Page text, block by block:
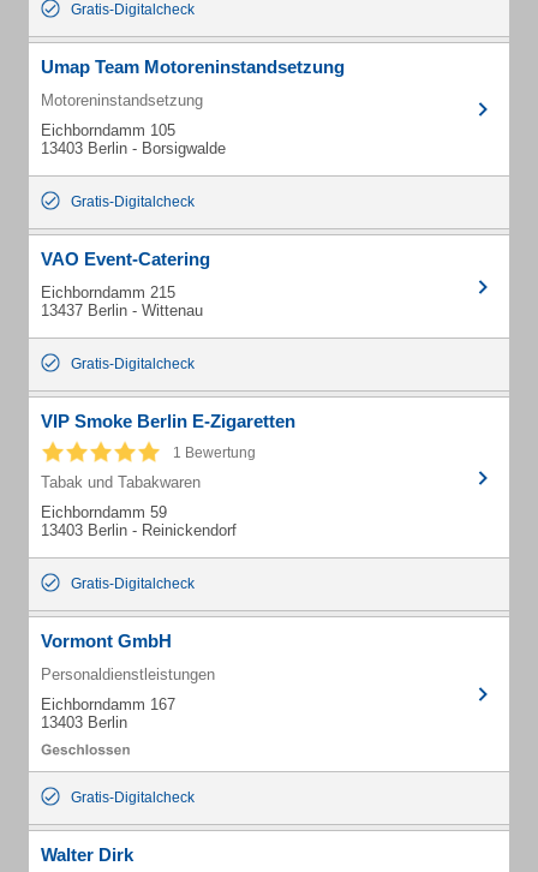
Gratis-Digitalcheck
Umap Team Motoreninstandsetzung
Motoreninstandsetzung
Eichborndamm 105
13403 Berlin - Borsigwalde
Gratis-Digitalcheck
VAO Event-Catering
Eichborndamm 215
13437 Berlin - Wittenau
Gratis-Digitalcheck
VIP Smoke Berlin E-Zigaretten
1 Bewertung
Tabak und Tabakwaren
Eichborndamm 59
13403 Berlin - Reinickendorf
Gratis-Digitalcheck
Vormont GmbH
Personaldienstleistungen
Eichborndamm 167
13403 Berlin
Gratis-Digitalcheck
Walter Dirk